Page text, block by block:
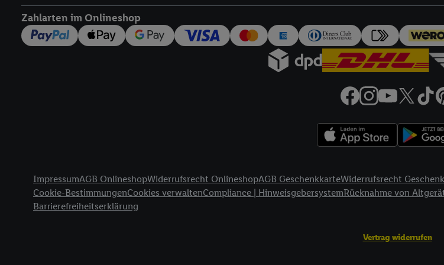
Zahlarten im Onlineshop
ImpressumAGB OnlineshopWiderrufsrecht OnlineshopAGB GeschenkkarteWiderrufsrecht
Cookie-BestimmungenCookies verwaltenCompliance | HinweisgebersystemRücknahme von
Barrierefreiheitserklärung
Vertrag widerrufen
widerrufen - jederzeit auch überdas Datenschutzportal von Utiq
die Lidl-Dienste) widerrufen. Weitere Informationen finden Sie in den
Durch einen Klick auf „Ablehnen“ können Sie nur den Einsatz
„Zustimmen“ stimmen Sie allen Verarbeitungen zu sämtlichen
jederzeit mit Wirkung für die Zukunft zu widerrufen, finden Sie in
Unter „Anpassen“ können Sie einzelne
Gewährleistung der Sicherheit, Verhinderung und Aufdeckung von
Verknüpfung verschiedener Endgeräte, Identifikation von Geräten
Messung des Erfolgs von Werbekampagnen durch TTD und Nutzung der
Zugriff auf Informationen auf einem Endgerät. Entwicklung und